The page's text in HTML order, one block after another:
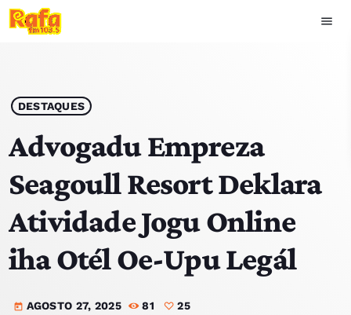
menu
play_arrow OUVIR RAFA
HOME
NOTÍCIAS
EQUIPA
TOP 15
DESTAQUES
Advogadu Empreza
Seagoull Resort Deklara
Atividade Jogu Online
iha Otél Oe-Upu Legál
today AGOSTO 27, 2025 81 25